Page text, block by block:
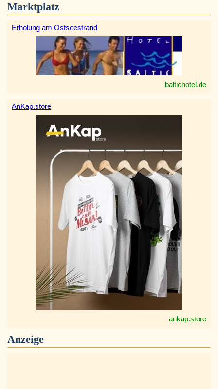
Marktplatz
Erholung am Ostseestrand
baltichotel.de
AnKap.store
ankap.store
Anzeige